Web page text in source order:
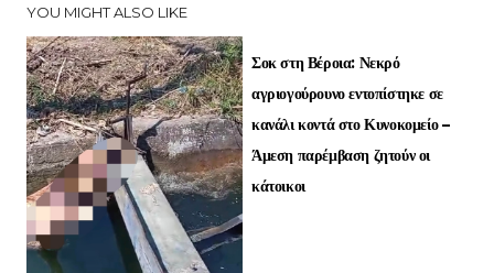
YOU MIGHT ALSO LIKE
Σοκ στη Βέροια: Νεκρό
αγριογούρουνο εντοπίστηκε σε
κανάλι κοντά στο Κυνοκομείο –
Άμεση παρέμβαση ζητούν οι
κάτοικοι